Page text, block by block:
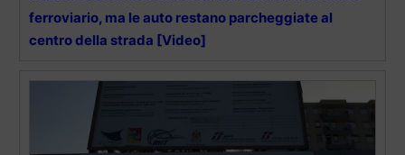
ferroviario, ma le auto restano parcheggiate al
centro della strada [Video]